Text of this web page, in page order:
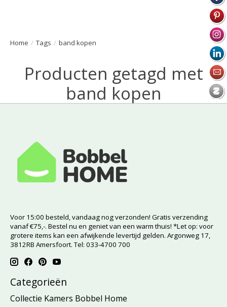
Home / Tags / band kopen
Producten getagd met
band kopen
Voor 15:00 besteld, vandaag nog verzonden! Gratis verzending
vanaf €75,-. Bestel nu en geniet van een warm thuis! *Let op: voor
grotere items kan een afwijkende levertijd gelden. Argonweg 17,
3812RB Amersfoort. Tel: 033-4700 700
Categorieën
Collectie Kamers Bobbel Home